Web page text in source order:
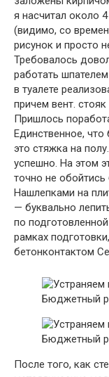
я насчитал около
(видимо, со
рисунок и просто
Требовалось
работать
в туалете
причем вент.
Пришлось
Единственное,
это стяжка на
успешно. На этом
точно не обойтись
Нашлепками на
— буквально
по
рамках
бетонконтактом
После того, как